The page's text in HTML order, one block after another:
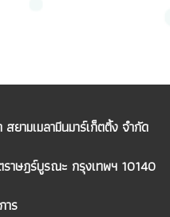
ามเมลามีนมาร์เก็ตติ้ง จำกัด
าษฎร์บูรณะ กรุงเทพฯ 10140
าร